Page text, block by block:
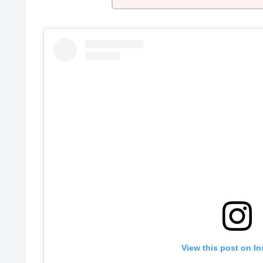
View this post on